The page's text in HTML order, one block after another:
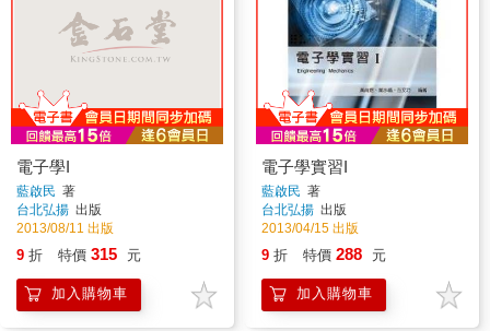
電子學I
藍啟民 著
台北弘揚 出版
2013/08/11 出版
9 折 特價 315 元
加入購物車
電子學實習I
藍啟民 著
台北弘揚 出版
2013/04/15 出版
9 折 特價 288 元
加入購物車